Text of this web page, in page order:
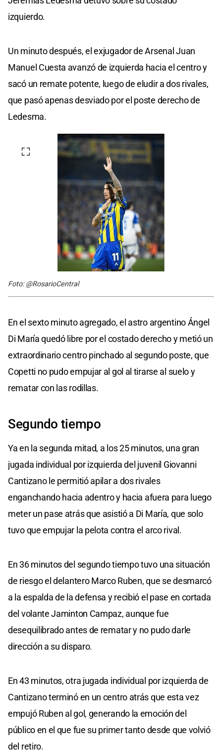
izquierdo.
Un minuto después, el exjugador de Arsenal Juan
Manuel Cuesta avanzó de izquierda hacia el centro y
sacó un remate potente, luego de eludir a dos rivales,
que pasó apenas desviado por el poste derecho de
Ledesma.
Foto: @RosarioCentral
En el sexto minuto agregado, el astro argentino Ángel
Di María quedó libre por el costado derecho y metió un
extraordinario centro pinchado al segundo poste, que
Copetti no pudo empujar al gol al tirarse al suelo y
rematar con las rodillas.
Segundo tiempo
Ya en la segunda mitad, a los 25 minutos, una gran
jugada individual por izquierda del juvenil Giovanni
Cantizano le permitió apilar a dos rivales
enganchando hacia adentro y hacia afuera para luego
meter un pase atrás que asistió a Di María, que solo
tuvo que empujar la pelota contra el arco rival.
En 36 minutos del segundo tiempo tuvo una situación
de riesgo el delantero Marco Ruben, que se desmarcó
a la espalda de la defensa y recibió el pase en cortada
del volante Jaminton Campaz, aunque fue
desequilibrado antes de rematar y no pudo darle
dirección a su disparo.
En 43 minutos, otra jugada individual por izquierda de
Cantizano terminó en un centro atrás que esta vez
empujó Ruben al gol, generando la emoción del
público en el que fue su primer tanto desde que volvió
del retiro.